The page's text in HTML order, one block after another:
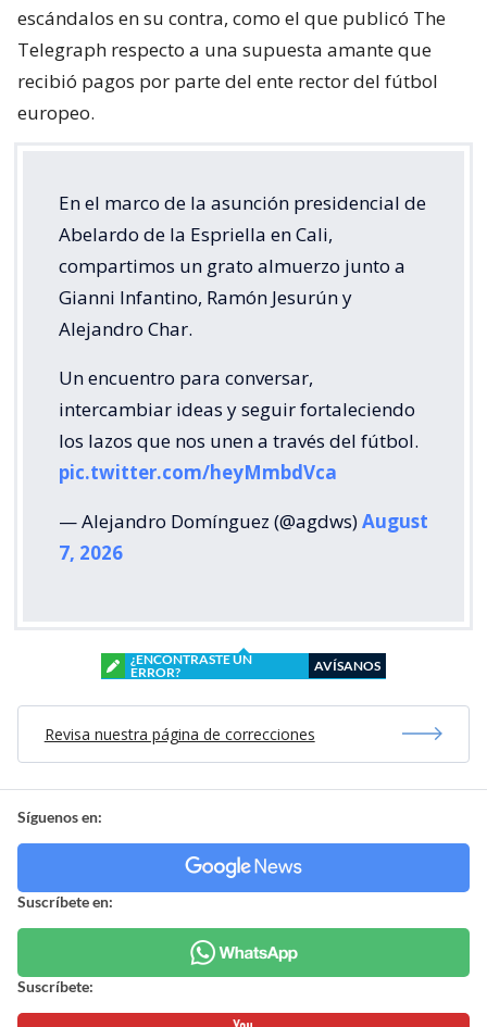
escándalos en su contra, como el que publicó The
Telegraph respecto a una supuesta amante que
recibió pagos por parte del ente rector del fútbol
europeo.
En el marco de la asunción presidencial de
Abelardo de la Espriella en Cali,
compartimos un grato almuerzo junto a
Gianni Infantino, Ramón Jesurún y
Alejandro Char.
Un encuentro para conversar,
intercambiar ideas y seguir fortaleciendo
los lazos que nos unen a través del fútbol.
pic.twitter.com/heyMmbdVca
— Alejandro Domínguez (@agdws)August
7, 2026
¿ENCONTRASTE UN
ERROR?
AVÍSANOS
Revisa nuestra página de correcciones
Síguenos en:
Suscríbete en:
Suscríbete: